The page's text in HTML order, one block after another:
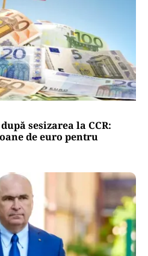
sesizarea la CCR:
de euro pentru